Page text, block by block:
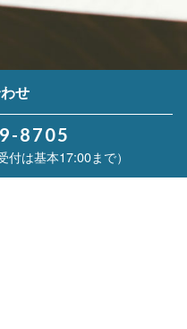
せ
8705
は基本17:00まで）